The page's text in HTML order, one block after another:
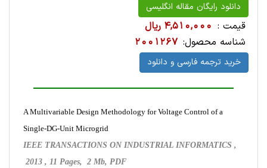
دانلود رایگان مقاله انگلیسی
قیمت : 4,510,000 ریال
شناسه محصول: 2001267
خرید ترجمه فارسی و دانلود
A Multivariable Design Methodology for Voltage Control of a
Single-DG-Unit Microgrid
IEEE TRANSACTIONS ON INDUSTRIAL INFORMATICS ,
2013 , 11 Pages, 2 Mb, PDF